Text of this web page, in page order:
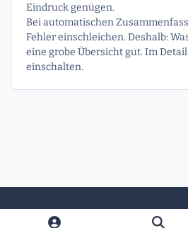
Eindruck genügen.
Bei automatischen
Fehler einschleichen. Deshalb:
eine grobe Übersicht gut. Im
einschalten.